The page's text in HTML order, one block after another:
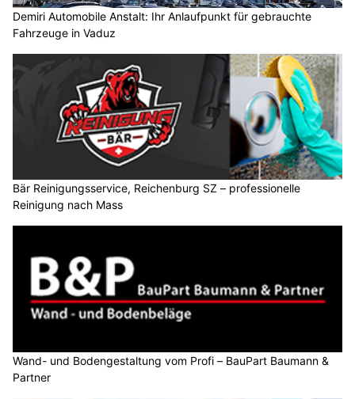
Demiri Automobile Anstalt: Ihr Anlaufpunkt für gebrauchte
Fahrzeuge in Vaduz
Bär Reinigungsservice, Reichenburg SZ – professionelle
Reinigung nach Mass
Wand- und Bodengestaltung vom Profi – BauPart Baumann &
Partner